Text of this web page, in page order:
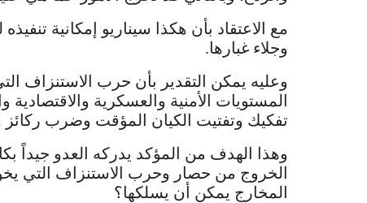
مع الاعتقاد بأن هكذا سيناريو إمكانية
وجلاء غبارها.
وعليه يمكن التقدير بأن حرب الاستنزاف
المستويات الأمنية والعسكرية
تفكيك وتفتيت الكيان المؤقت وضرب
وهذا الهدف من المؤكد يدركه العدو جيداً
الخروج من حصار وحرب الاستنزاف التي
المخارج يمكن أن يسلكها؟